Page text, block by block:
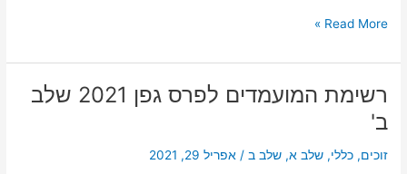
זוכי
גפן
Read More »
רשימת המועמדים לפרס גפן 2021 שלב
ב'
זוכים,כללי,שלב א,שלב ב /אפריל 29, 2021